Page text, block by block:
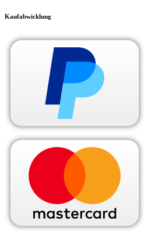
Kaufabwicklung